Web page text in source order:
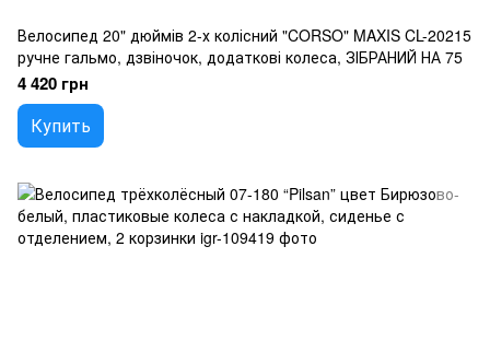
Велосипед 20" дюймів 2-х колісний "CORSO" MAXIS CL-20215
ручне гальмо, дзвіночок, додаткові колеса, ЗІБРАНИЙ НА 75
4 420 грн
Купить